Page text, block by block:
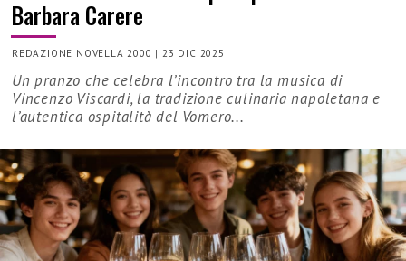
Barbara Carere
REDAZIONE NOVELLA 2000 |23 DIC 2025
Un pranzo che celebra l’incontro tra la musica di
Vincenzo Viscardi, la tradizione culinaria napoletana e
l’autentica ospitalità del Vomero...